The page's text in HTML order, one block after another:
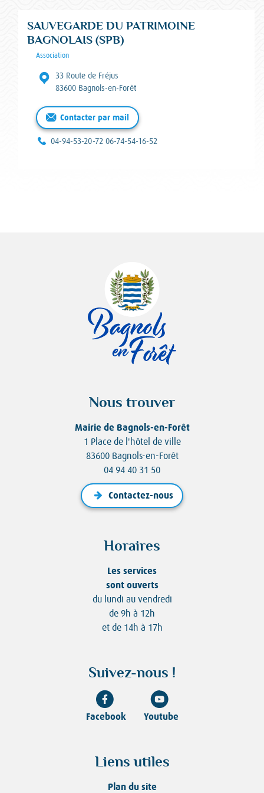
SAUVEGARDE DU PATRIMOINE
BAGNOLAIS (SPB)
Catégorie :
Association
Adresse :33 Route de Fréjus
83600 Bagnols-en-Forêt
Contacter par mail
Téléphone :
04-94-53-20-72 06-74-54-16-52
Nous trouver
Mairie de Bagnols-en-Forêt
1 Place de l'hôtel de ville
83600 Bagnols-en-Forêt
04 94 40 31 50
Contactez-nous
Horaires
Les services
sont ouverts
du lundi au vendredi
de 9h à 12h
et de 14h à 17h
Suivez-nous !
Facebook Youtube
Liens utiles
Plan du site